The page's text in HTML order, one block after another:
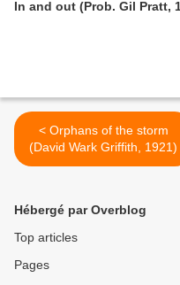
In and out (Prob. Gil Pratt,
< Orphans of the storm
(David Wark Griffith, 1921)
Hébergé par Overblog
Top articles
Pages